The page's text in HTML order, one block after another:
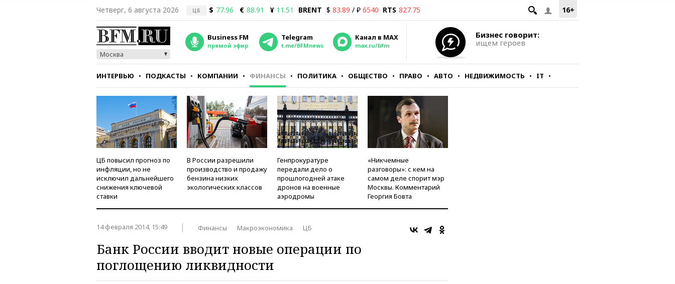
16+
Четверг, 6 августа 2026 ЦБ $ 77.96 € 88.91 ¥ 11.51 BRENT $ 83.89 / ₽ 6540 RTS 827.75
Москва
Business FM
прямой эфир
Telegram
t.me/BFMnews
Канал в MAX
max.ru/bfm
Бизнес говорит:
ищем героев
ИНТЕРВЬЮ ПОДКАСТЫ КОМПАНИИ ФИНАНСЫ ПОЛИТИКА ОБЩЕСТВО ПРАВО АВТО НЕДВИЖИМОСТЬ IT
СТИЛЬ ТЕСТЫ
ЦБ повысил прогноз по
инфляции, но не
исключил дальнейшего
снижения ключевой
ставки
В России разрешили
производство и продажу
бензина низких
экологических классов
Генпрокуратуре
передали дело о
прошлогодней атаке
дронов на военные
аэродромы
«Никчемные
разговоры»: с кем на
самом деле спорит мэр
Москвы. Комментарий
Георгия Бовта
14 февраля 2014, 15:49 Финансы Макроэкономика ЦБ
Банк России вводит новые операции по
поглощению ликвидности